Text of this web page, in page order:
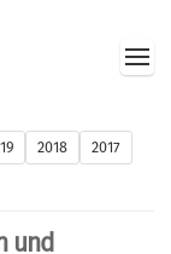
und
2018
2017